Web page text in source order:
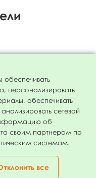
обеспечивать
персонализировать
обеспечивать
сетевой
об
своим партнерам по
системам.
все